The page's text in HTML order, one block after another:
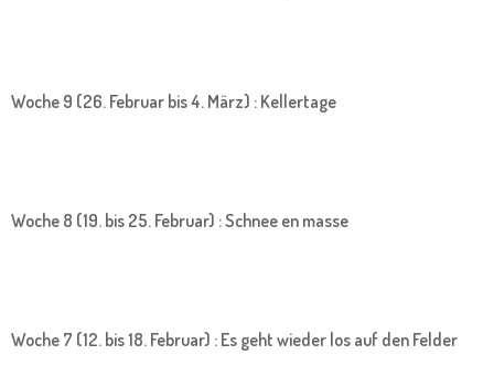
Woche 9 (26. Februar bis 4. März) : Kellertage
Woche 8 (19. bis 25. Februar) : Schnee en masse
Woche 7 (12. bis 18. Februar) : Es geht wieder los auf den Felder